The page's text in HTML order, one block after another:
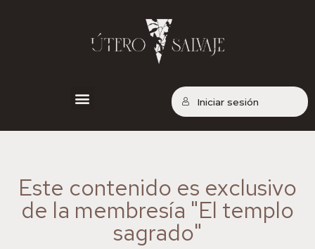
Iniciar sesión
Este contenido es exclusivo
de la membresía "El templo
sagrado"